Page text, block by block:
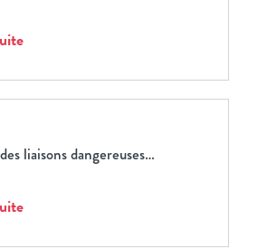
liaisons dangereuses…